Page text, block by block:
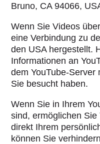
Bruno, CA 94066,
Wenn Sie Videos
eine Verbindung zu
den USA hergestellt.
Informationen an
dem YouTube-
Sie besucht haben.
Wenn Sie in Ihrem
sind, ermöglichen Sie
direkt Ihrem
können Sie